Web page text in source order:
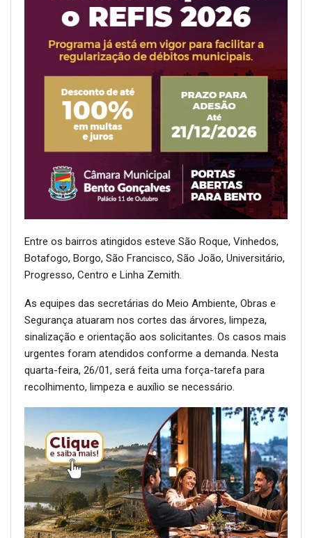
Entre os bairros atingidos esteve São Roque, Vinhedos,
Botafogo, Borgo, São Francisco, São João, Universitário,
Progresso, Centro e Linha Zemith.
As equipes das secretárias do Meio Ambiente, Obras e
Segurança atuaram nos cortes das árvores, limpeza,
sinalização e orientação aos solicitantes. Os casos mais
urgentes foram atendidos conforme a demanda. Nesta
quarta-feira, 26/01, será feita uma força-tarefa para
recolhimento, limpeza e auxílio se necessário.